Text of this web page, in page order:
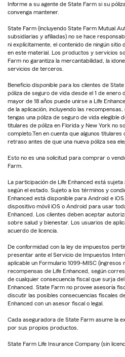
Informe a su agente de State Farm si su
convenga mantener.
State Farm (incluyendo State Farm Mutual
subsidiarias y afiliadas) no se hace
ni explícitamente, el contenido de ningún
en este material. Los productos y servicios
Farm no garantiza la mercantabilidad, la
servicios de terceros.
Beneficio disponible para los clientes de
póliza de seguro de vida desde el 1 de enero
mayor de 18 años puede unirse a Life
de la aplicación, incluyendo las
tengas una póliza de seguro de vida elegible
titulares de póliza en Florida y New York no
completo.Ten en cuenta que algunos
retraso antes de que una nueva póliza sea
Esto no es una solicitud para comprar o
Farm.
La participación de Life Enhanced está
según el estado. Sujeto a los términos y
Enhanced está disponible para Android e
dispositivo móvil iOS o Android para usar
Enhanced. Los clientes deben aceptar
sobre salud y bienestar. Los usuarios de
acuerdo de licencia.
De conformidad con la ley de impuestos
presentar ante el Servicio de Impuestos
aplicable un Formulario 1099-MISC (ingresos
recompensas de Life Enhanced, según
de cualquier consecuencia fiscal que surja
Enhanced. State Farm no provee asesoría
discutir las posibles consecuencias fiscales
Enhanced con un asesor fiscal o legal.
Cada aseguradora de State Farm asume la
por sus propios productos.
State Farm Life Insurance Company (sin